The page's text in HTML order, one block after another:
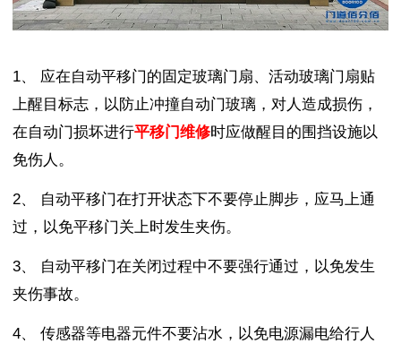
1、 应在自动平移门的固定玻璃门扇、活动玻璃门扇贴
上醒目标志，以防止冲撞自动门玻璃，对人造成损伤，
在自动门损坏进行平移门维修时应做醒目的围挡设施以
免伤人。
2、 自动平移门在打开状态下不要停止脚步，应马上通
过，以免平移门关上时发生夹伤。
3、 自动平移门在关闭过程中不要强行通过，以免发生
夹伤事故。
4、 传感器等电器元件不要沾水，以免电源漏电给行人